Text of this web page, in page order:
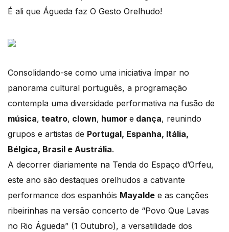
É ali que Águeda faz O Gesto Orelhudo!
Consolidando-se como uma iniciativa ímpar no
panorama cultural português, a programação
contempla uma diversidade performativa na fusão de
música, teatro, clown, humor e dança, reunindo
grupos e artistas de Portugal, Espanha, Itália,
Bélgica, Brasil e Austrália.
A decorrer diariamente na Tenda do Espaço d’Orfeu,
este ano são destaques orelhudos a cativante
performance dos espanhóis Mayalde e as canções
ribeirinhas na versão concerto de “Povo Que Lavas
no Rio Águeda” (1 Outubro), a versatilidade dos